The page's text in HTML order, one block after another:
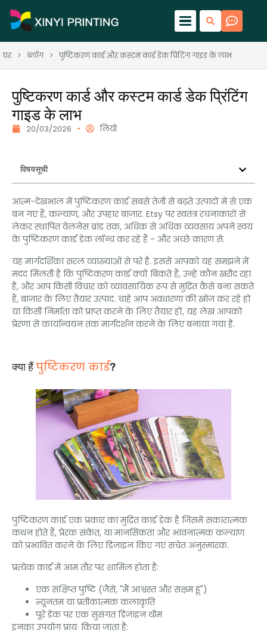
घर > ब्लॉग > पुष्टिकरण कार्ड और कस्टम कार्ड डेक प्रिंटिंग गाइड के लाभ
पुष्टिकरण कार्ड और कस्टम कार्ड डेक प्रिंटिंग
गाइड के लाभ
20/03/2026 लियो
विषयसूची
आत्म-देखभाल में पुष्टिकरण कार्ड सबसे तेजी से बढ़ते उत्पादों में से एक
बन गए हैं, कल्याण, और उपहार बाज़ार. Etsy पर स्वतंत्र रचनाकारों से
लेकर स्थापित वेलनेस ब्रांड तक, अधिक से अधिक व्यवसाय अपने स्वयं
के पुष्टिकरण कार्ड डेक लॉन्च कर रहे हैं - और अच्छे कारण से.
यह मार्गदर्शिका सरल व्याख्याओं से परे है. इससे आपको यह समझने में
मदद मिलती है कि पुष्टिकरण कार्ड क्यों बिकते हैं, उन्हें कौन खरीद रहा
है, और आप किसी विचार को व्यावसायिक रूप से मुद्रित कैसे बना सकते
हैं, बाज़ार के लिए तैयार उत्पाद. चाहे आप अवधारणा की खोज कर रहे हों
या किसी निर्माता को प्राप्त करने के लिए तैयार हों, यह लेख आपको
प्रेरणा से कार्यान्वयन तक मार्गदर्शन करने के लिए बनाया गया है.
क्या हैंपुष्टिकरण कार्ड?
पुष्टिकरण कार्ड एक प्रकार का मुद्रित कार्ड डेक है जिसमें सकारात्मक
कथन होते हैं, प्रेरक संकेत, या मानसिकता और भावनात्मक कल्याण
को प्रभावित करने के लिए डिज़ाइन किए गए सचेत अनुस्मारक.
प्रत्येक कार्ड में आम तौर पर शामिल होता है:
एक संक्षिप्त पुष्टि (जैसे, "मैं आश्वस्त और सक्षम हूं")
न्यूनतम या प्रतीकात्मक कलाकृति
पूरे डेक पर एक सुसंगत डिज़ाइन थीम
इनका उपयोग प्रायः किया जाता है: